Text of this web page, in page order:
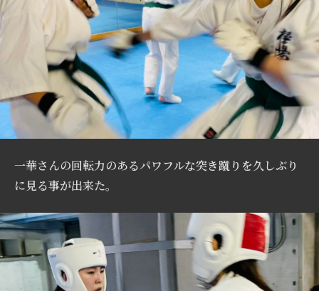
一華さんの回転力のあるパワフルな突き蹴りを久しぶり
に見る事が出来た。